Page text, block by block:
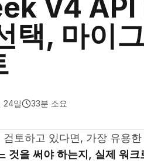
V4
택, 마이
24일 33분 소요
검토하고 있다면, 가장 유용
것을 써야 하는지, 실제 워